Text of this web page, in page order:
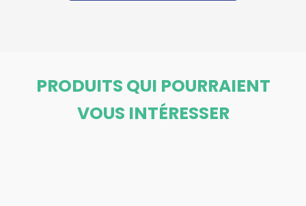
PRODUITS QUI POURRAIENT
VOUS INTÉRESSER